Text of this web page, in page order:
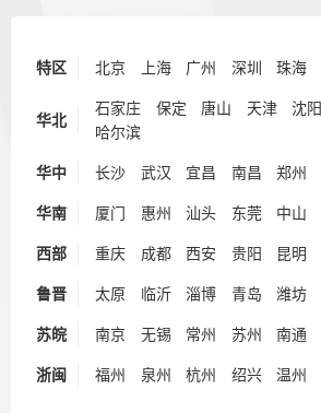
特区 北京 上海 广州 深圳 珠海
华北
石家庄 保定 唐山 天津 沈阳
哈尔滨
华中 长沙 武汉 宜昌 南昌 郑州
华南 厦门 惠州 汕头 东莞 中山
西部 重庆 成都 西安 贵阳 昆明
鲁晋 太原 临沂 淄博 青岛 潍坊
苏皖 南京 无锡 常州 苏州 南通
浙闽 福州 泉州 杭州 绍兴 温州